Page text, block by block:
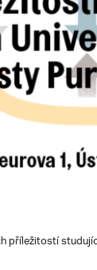
příležitostí